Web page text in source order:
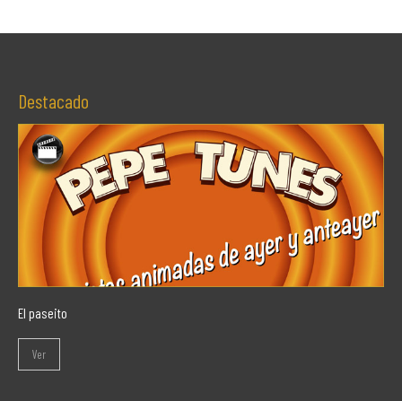
Destacado
El paseito
Ver